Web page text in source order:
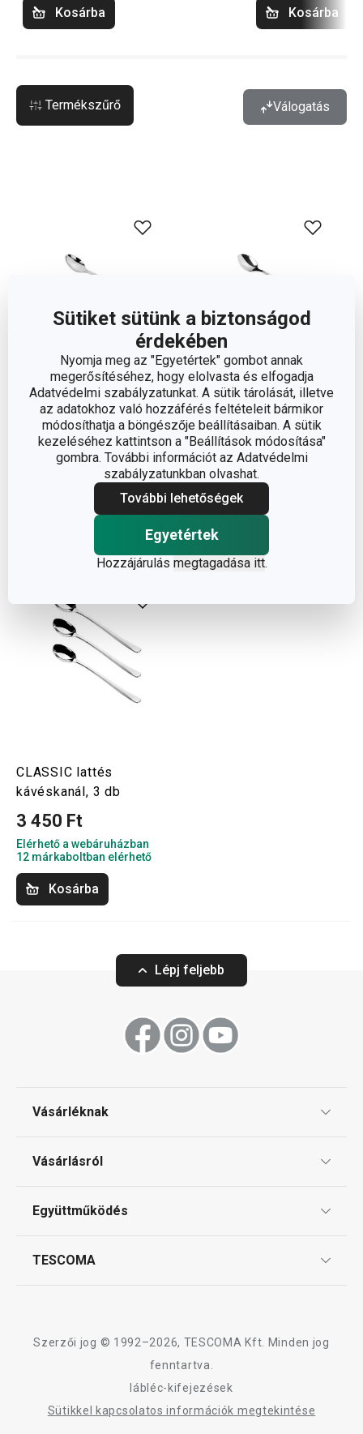
Sütiket sütünk a biztonságod
érdekében
Nyomja meg az "Egyetértek" gombot annak
megerősítéséhez, hogy elolvasta és elfogadja
Adatvédelmi szabályzatunkat. A sütik tárolását, illetve
az adatokhoz való hozzáférés feltételeit bármikor
módosíthatja a böngészője beállításaiban. A sütik
kezeléséhez kattintson a "Beállítások módosítása"
gombra. További információt az Adatvédelmi
szabályzatunkban olvashat.
További lehetőségek
Egyetértek
Hozzájárulás megtagadása itt.
Kosárba Kosárba
Termékszűrő Válogatás
BANQUET mokkáskanál,
6 db
3 450 Ft
Elérhető a webáruházban
7 márkaboltban elérhető
Kosárba
CLASSIC mokkáskanál,
6 db
3 950 Ft
Elérhető a webáruházban
12 márkaboltban elérhető
Kosárba
CLASSIC lattés
kávéskanál, 3 db
3 450 Ft
Elérhető a webáruházban
12 márkaboltban elérhető
Kosárba
Lépj feljebb
Vásárléknak
Gyakori kérdések
Vásárlásról
Reklamáció és termékvisszaküldés
Együttműködés
TESCOMA
Szerzői jog © 1992–2026, TESCOMA Kft. Minden jog
fenntartva.
lábléc-kifejezések
Sütikkel kapcsolatos információk megtekintése